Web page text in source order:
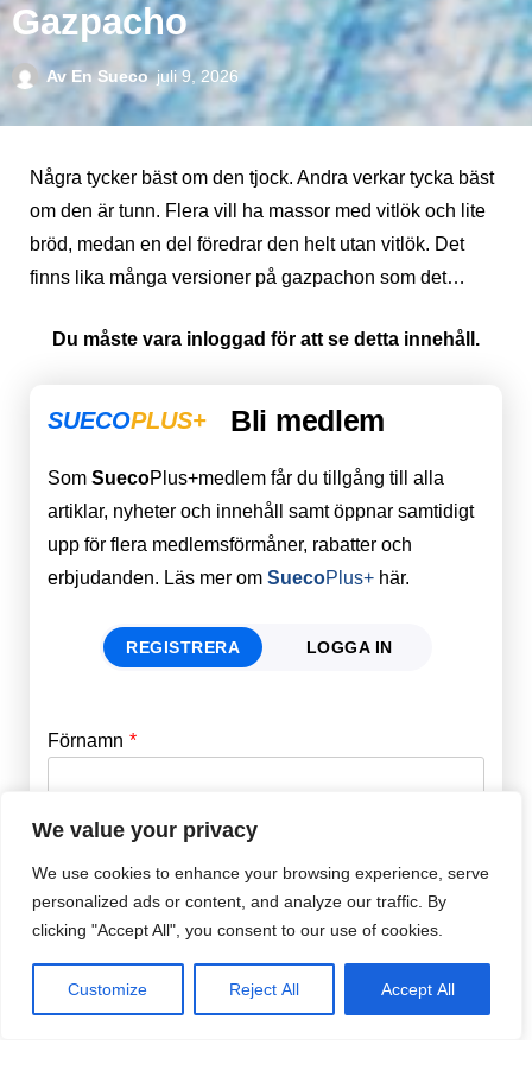
We value your privacy
We use cookies to enhance your browsing experience, serve
personalized ads or content, and analyze our traffic. By
clicking "Accept All", you consent to our use of cookies.
Customize Reject All Accept All
Gazpacho
Av En Sueco juli 9, 2026
Några tycker bäst om den tjock. Andra verkar tycka bäst
om den är tunn. Flera vill ha massor med vitlök och lite
bröd, medan en del föredrar den helt utan vitlök. Det
finns lika många versioner på gazpachon som det…
Du måste vara inloggad för att se detta innehåll.
SUECOPLUS+ Bli medlem
Som SuecoPlus+medlem får du tillgång till alla
artiklar, nyheter och innehåll samt öppnar samtidigt
upp för flera medlemsförmåner, rabatter och
erbjudanden. Läs mer om SuecoPlus+ här.
REGISTRERA LOGGA IN
Förnamn *
Efternamn *
E-post *
Email
Password
Remember Me